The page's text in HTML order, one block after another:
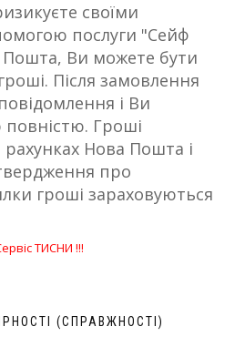
своїми
послуги "Сейф
Пошта, Ви можете бути
Після замовлення
і Ви
повністю. Гроші
Нова Пошта і
про
гроші зараховуються
ТИСНИ !!!
(СПРАВЖНОСТІ)